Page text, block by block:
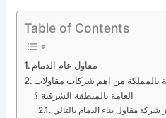
Table of Contents
مقاول عام الدمام
بالمملكة من اهم شركات مقاولات
العامة بالمنطقة الشرقية ؟